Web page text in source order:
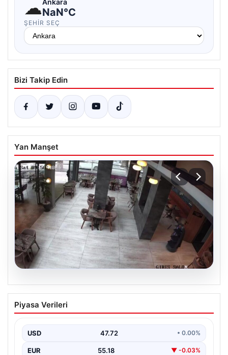
☁NaN°C
ŞEHIR SEÇ
Bizi Takip Edin
Yan Manşet
Garson robot kendini merdivenlerden
attı. Çalışma stresi yaşayan robota 3
Piyasa Verileri
USD 47.72 • 0.00%
EUR 55.18 ▼ -0.03%